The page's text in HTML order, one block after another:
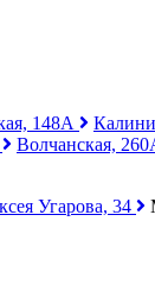
148А
Волчанская,
Угарова, 34